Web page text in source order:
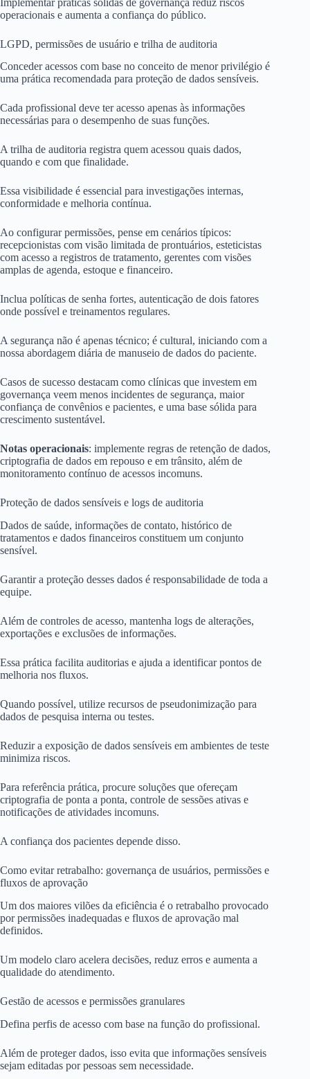
operacionais e aumenta a confiança do público.
LGPD, permissões de usuário e trilha de auditoria
Conceder acessos com base no conceito de menor privilégio é
uma prática recomendada para proteção de dados sensíveis.
Cada profissional deve ter acesso apenas às informações
necessárias para o desempenho de suas funções.
A trilha de auditoria registra quem acessou quais dados,
quando e com que finalidade.
Essa visibilidade é essencial para investigações internas,
conformidade e melhoria contínua.
Ao configurar permissões, pense em cenários típicos:
recepcionistas com visão limitada de prontuários, esteticistas
com acesso a registros de tratamento, gerentes com visões
amplas de agenda, estoque e financeiro.
Inclua políticas de senha fortes, autenticação de dois fatores
onde possível e treinamentos regulares.
A segurança não é apenas técnico; é cultural, iniciando com a
nossa abordagem diária de manuseio de dados do paciente.
Casos de sucesso destacam como clínicas que investem em
governança veem menos incidentes de segurança, maior
confiança de convênios e pacientes, e uma base sólida para
crescimento sustentável.
Notas operacionais: implemente regras de retenção de dados,
criptografia de dados em repouso e em trânsito, além de
monitoramento contínuo de acessos incomuns.
Proteção de dados sensíveis e logs de auditoria
Dados de saúde, informações de contato, histórico de
tratamentos e dados financeiros constituem um conjunto
sensível.
Garantir a proteção desses dados é responsabilidade de toda a
equipe.
Além de controles de acesso, mantenha logs de alterações,
exportações e exclusões de informações.
Essa prática facilita auditorias e ajuda a identificar pontos de
melhoria nos fluxos.
Quando possível, utilize recursos de pseudonimização para
dados de pesquisa interna ou testes.
Reduzir a exposição de dados sensíveis em ambientes de teste
minimiza riscos.
Para referência prática, procure soluções que ofereçam
criptografia de ponta a ponta, controle de sessões ativas e
notificações de atividades incomuns.
A confiança dos pacientes depende disso.
Como evitar retrabalho: governança de usuários, permissões e
fluxos de aprovação
Um dos maiores vilões da eficiência é o retrabalho provocado
por permissões inadequadas e fluxos de aprovação mal
definidos.
Um modelo claro acelera decisões, reduz erros e aumenta a
qualidade do atendimento.
Gestão de acessos e permissões granulares
Defina perfis de acesso com base na função do profissional.
Além de proteger dados, isso evita que informações sensíveis
sejam editadas por pessoas sem necessidade.